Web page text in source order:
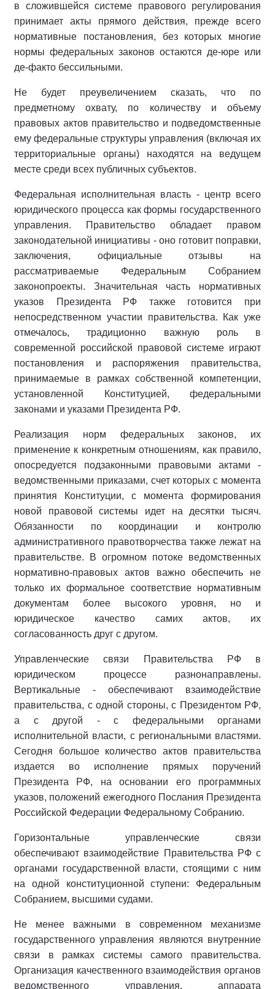
в сложившейся системе правового регулирования
принимает акты прямого действия, прежде всего
нормативные постановления, без которых многие
нормы федеральных законов остаются де-юре или
де-факто бессильными.
Не будет преувеличением сказать, что по
предметному охвату, по количеству и объему
правовых актов правительство и подведомственные
ему федеральные структуры управления (включая их
территориальные органы) находятся на ведущем
месте среди всех публичных субъектов.
Федеральная исполнительная власть - центр всего
юридического процесса как формы государственного
управления. Правительство обладает правом
законодательной инициативы - оно готовит поправки,
заключения, официальные отзывы на
рассматриваемые Федеральным Собранием
законопроекты. Значительная часть нормативных
указов Президента РФ также готовится при
непосредственном участии правительства. Как уже
отмечалось, традиционно важную роль в
современной российской правовой системе играют
постановления и распоряжения правительства,
принимаемые в рамках собственной компетенции,
установленной Конституцией, федеральными
законами и указами Президента РФ.
Реализация норм федеральных законов, их
применение к конкретным отношениям, как правило,
опосредуется подзаконными правовыми актами -
ведомственными приказами, счет которых с момента
принятия Конституции, с момента формирования
новой правовой системы идет на десятки тысяч.
Обязанности по координации и контролю
административного правотворчества также лежат на
правительстве. В огромном потоке ведомственных
нормативно-правовых актов важно обеспечить не
только их формальное соответствие нормативным
документам более высокого уровня, но и
юридическое качество самих актов, их
согласованность друг с другом.
Управленческие связи Правительства РФ в
юридическом процессе разнонаправлены.
Вертикальные - обеспечивают взаимодействие
правительства, с одной стороны, с Президентом РФ,
а с другой - с федеральными органами
исполнительной власти, с региональными властями.
Сегодня большое количество актов правительства
издается во исполнение прямых поручений
Президента РФ, на основании его программных
указов, положений ежегодного Послания Президента
Российской Федерации Федеральному Собранию.
Горизонтальные управленческие связи
обеспечивают взаимодействие Правительства РФ с
органами государственной власти, стоящими с ним
на одной конституционной ступени: Федеральным
Собранием, высшими судами.
Не менее важными в современном механизме
государственного управления являются внутренние
связи в рамках системы самого правительства.
Организация качественного взаимодействия органов
ведомственного управления, аппарата